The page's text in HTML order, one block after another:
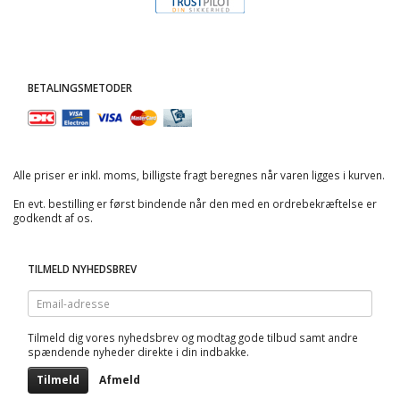
BETALINGSMETODER
Alle priser er inkl. moms, billigste fragt beregnes når varen ligges i kurven.
En evt. bestilling er først bindende når den med en ordrebekræftelse er
godkendt af os.
TILMELD NYHEDSBREV
Email-
adresse
Tilmeld dig vores nyhedsbrev og modtag gode tilbud samt andre
spændende nyheder direkte i din indbakke.
Tilmeld Afmeld